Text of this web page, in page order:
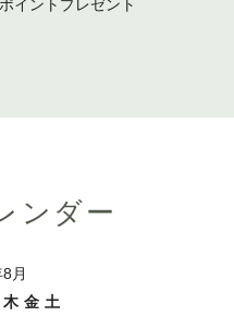
イントプレゼント
ンダー
月
木 金 土